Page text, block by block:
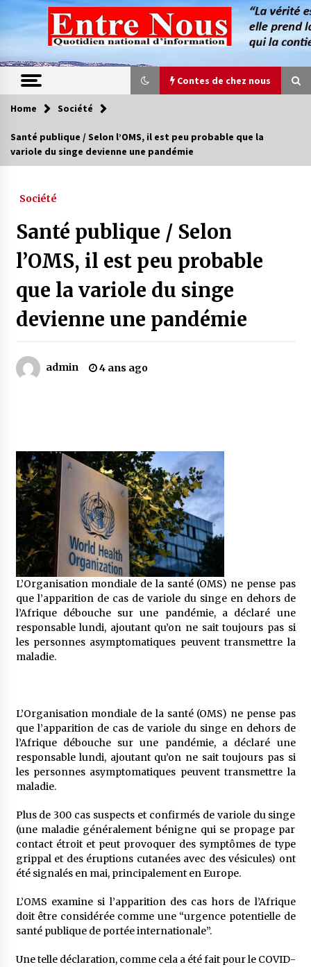
content
Contes de chez nous
Contes de chez nous
Quand la mère n’est plus là (17e partie)
Magie de sorcier
4 ans ago
Oum el Gaïla / L’ogresse du M’zab
4 ans ago
4 ans ago
« Père, tiens-moi, je vais tomber ! »
5 ans ago
Le bouc de l’Au-delà
5 ans ago
Le monstrueux vieillard (Un récit du Sud
algérien)
5 ans ago
Un conte targui/ Quand la tête est vide
5 ans ago
5 ans ago
Home Société
Santé publique / Selon l’OMS, il est peu probable que la
variole du singe devienne une pandémie
Société
Santé publique / Selon
l’OMS, il est peu probable
que la variole du singe
devienne une pandémie
admin 4 ans ago
L’Organisation mondiale de la santé (OMS) ne pense pas
que l’apparition de cas de variole du singe en dehors de
l’Afrique débouche sur une pandémie, a déclaré une
responsable lundi, ajoutant qu’on ne sait toujours pas si
les personnes asymptomatiques peuvent transmettre la
maladie.
L’Organisation mondiale de la santé (OMS) ne pense pas
que l’apparition de cas de variole du singe en dehors de
l’Afrique débouche sur une pandémie, a déclaré une
responsable lundi, ajoutant qu’on ne sait toujours pas si
les personnes asymptomatiques peuvent transmettre la
maladie.
Plus de 300 cas suspects et confirmés de variole du singe
(une maladie généralement bénigne qui se propage par
contact étroit et peut provoquer des symptômes de type
grippal et des éruptions cutanées avec des vésicules) ont
été signalés en mai, principalement en Europe.
L’OMS examine si l’apparition des cas hors de l’Afrique
doit être considérée comme une “urgence potentielle de
santé publique de portée internationale”.
Une telle déclaration, comme cela a été fait pour le COVID-